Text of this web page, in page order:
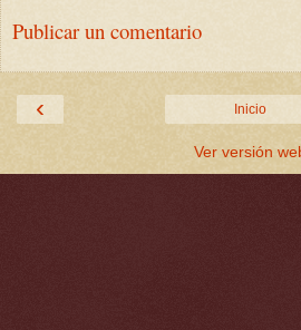
Publicar un comentario
‹ Inicio
Ver versión